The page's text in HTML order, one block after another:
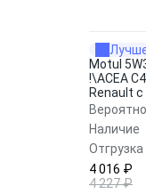
Motul
!\ACEA
Renault с
Наличие
Отгрузка
4 016 ₽
4 227 ₽